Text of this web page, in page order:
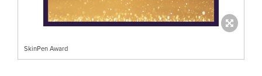
SkinPen Award